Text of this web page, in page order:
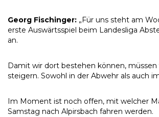
Georg Fischinger: „Für uns steht am
erste Auswärtsspiel beim Landesliga
an.
Damit wir dort bestehen können, müssen
steigern. Sowohl in der Abwehr als auch
Im Moment ist noch offen, mit welcher
Samstag nach Alpirsbach fahren werden.